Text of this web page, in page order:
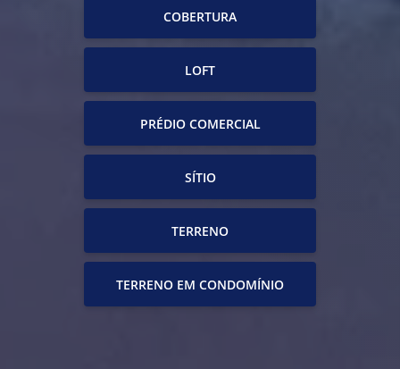
COBERTURA
LOFT
PRÉDIO COMERCIAL
SÍTIO
TERRENO
TERRENO EM CONDOMÍNIO